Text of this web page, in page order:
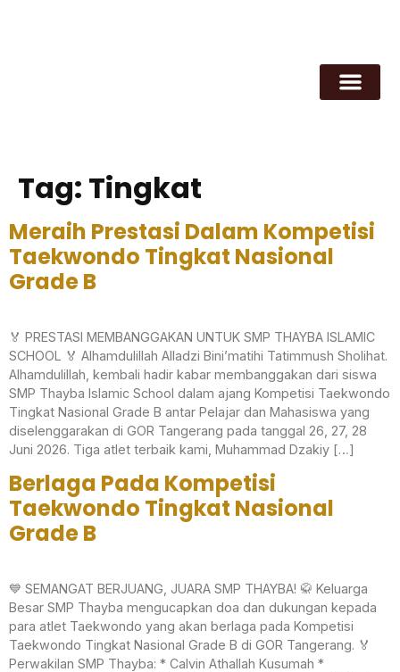
Tag: Tingkat
Meraih Prestasi Dalam Kompetisi
Taekwondo Tingkat Nasional
Grade B
🏅 PRESTASI MEMBANGGAKAN UNTUK SMP THAYBA ISLAMIC
SCHOOL 🏅 Alhamdulillah Alladzi Bini’matihi Tatimmush Sholihat.
Alhamdulillah, kembali hadir kabar membanggakan dari siswa
SMP Thayba Islamic School dalam ajang Kompetisi Taekwondo
Tingkat Nasional Grade B antar Pelajar dan Mahasiswa yang
diselenggarakan di GOR Tangerang pada tanggal 26, 27, 28
Juni 2026. Tiga atlet terbaik kami, Muhammad Dzakiy […]
Berlaga Pada Kompetisi
Taekwondo Tingkat Nasional
Grade B
💙 SEMANGAT BERJUANG, JUARA SMP THAYBA! 🥋 Keluarga
Besar SMP Thayba mengucapkan doa dan dukungan kepada
para atlet Taekwondo yang akan berlaga pada Kompetisi
Taekwondo Tingkat Nasional Grade B di GOR Tangerang. 🏅
Perwakilan SMP Thayba: * Calvin Athallah Kusumah *